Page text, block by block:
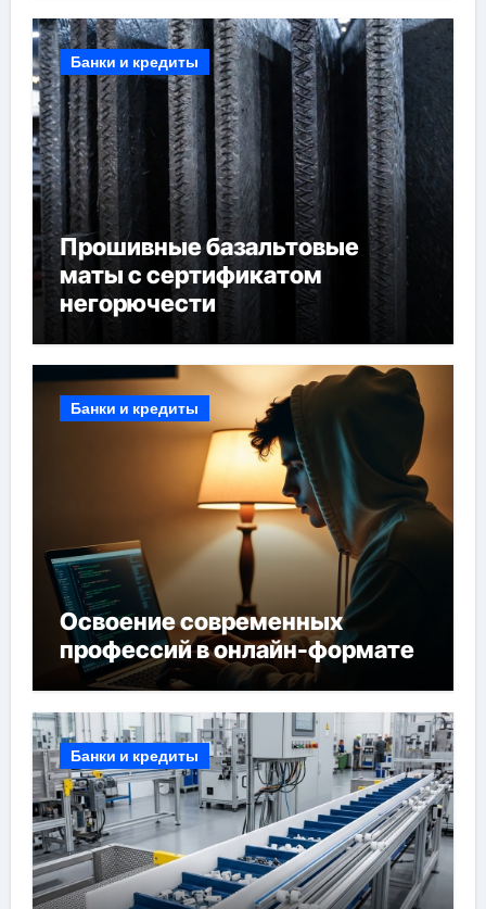
Банки и кредиты
Прошивные базальтовые
маты с сертификатом
негорючести
Банки и кредиты
Освоение современных
профессий в онлайн-формате
Банки и кредиты